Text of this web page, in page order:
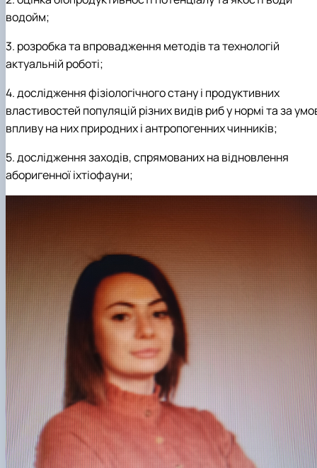
водойм;
3. розробка та впровадження методів та технологій
актуальній роботі;
4.дослідження фізіологічного стану і продуктивних
властивостей популяцій різних видів риб у нормі та за
впливу на них природних і антропогенних чинників;
5.дослідження заходів, спрямованих на відновлення
аборигенної іхтіофауни;